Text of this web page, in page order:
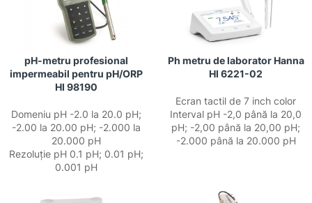
pH-metru profesional
impermeabil pentru pH/ORP
HI 98190
Domeniu pH -2.0 la 20.0 pH;
-2.00 la 20.00 pH; -2.000 la
20.000 pH
Rezoluție pH 0.1 pH; 0.01 pH;
0.001 pH
Ph metru de laborator Hanna
HI 6221-02
Ecran tactil de 7 inch color
Interval pH -2,0 până la 20,0
pH; -2,00 până la 20,00 pH;
-2.000 până la 20.000 pH